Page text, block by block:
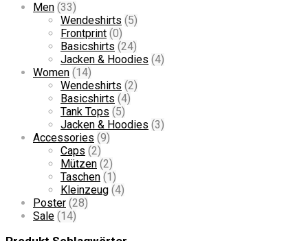
Men (33)
Wendeshirts (5)
Frontprint (0)
Basicshirts (24)
Jacken & Hoodies (4)
Women (14)
Wendeshirts (2)
Basicshirts (4)
Tank Tops (5)
Jacken & Hoodies (3)
Accessories (9)
Caps (2)
Mützen (2)
Taschen (1)
Kleinzeug (4)
Poster (28)
Sale (14)